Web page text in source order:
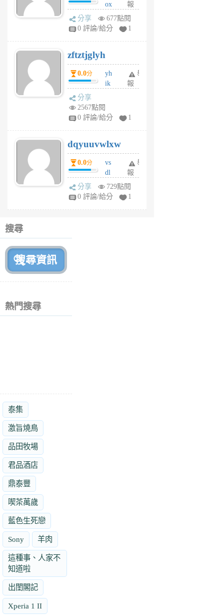
前
ox
rh
pe
月
前
報
分享
677點閱
0 評論/給分
1
zftztjglyh
0.0分
yh
ik
tu
6
個
月
前
舉
報
分享
2567點閱
0 評論/給分
1
dqyuuvwlxw
0.0分
vs
dl
sq
fy
舉
報
分享
729點閱
0 評論/給分
1
搜尋
熱門搜尋
泰集
激旨燒鳥
品田牧場
君品酒店
鼎泰豐
喫茶萬歲
藍色生死戀
Sony 羊肉
這種事、人家不
知道啦
出閨閣記
Xperia 1 II